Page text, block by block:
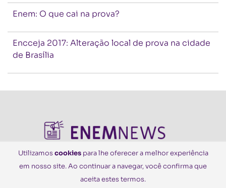
Enem: O que cai na prova?
Encceja 2017: Alteração local de prova na cidade
de Brasília
© Todos os Direitos Reservados
Utilizamoscookiespara lhe oferecer a melhor experiência
em nosso site. Ao continuar a navegar, você confirma que
aceita estes termos.